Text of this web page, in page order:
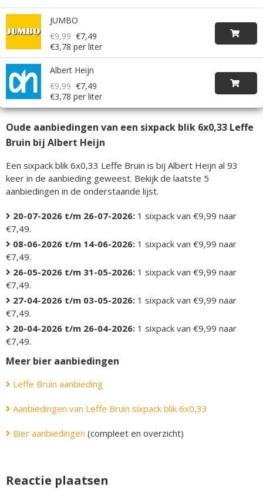
JUMBO
€9,99 €7,49
€3,78 per liter
Albert Heijn
€9,99 €7,49
€3,78 per liter
Oude aanbiedingen van een sixpack blik 6x0,33 Leffe
Bruin bij Albert Heijn
Een sixpack blik 6x0,33 Leffe Bruin is bij Albert Heijn al 93
keer in de aanbieding geweest. Bekijk de laatste 5
aanbiedingen in de onderstaande lijst.
20-07-2026 t/m 26-07-2026: 1 sixpack van €9,99 naar
€7,49.
08-06-2026 t/m 14-06-2026: 1 sixpack van €9,99 naar
€7,49.
26-05-2026 t/m 31-05-2026: 1 sixpack van €9,99 naar
€7,49.
27-04-2026 t/m 03-05-2026: 1 sixpack van €9,99 naar
€7,49.
20-04-2026 t/m 26-04-2026: 1 sixpack van €9,99 naar
€7,49.
Meer bier aanbiedingen
Leffe Bruin aanbieding
Aanbiedingen van Leffe Bruin sixpack blik 6x0,33
Bier aanbiedingen (compleet en overzicht)
Reactie plaatsen